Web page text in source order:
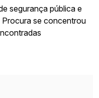
segurança pública e
Procura se concentrou